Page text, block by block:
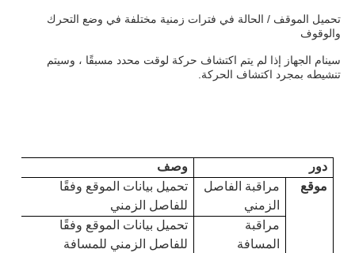
والوقوف
تنشيطه بمجرد اكتشاف الحركة.
دور
وصف
موقع
الزمني
للفاصل الزمني
للفاصل الزمني للمسافة